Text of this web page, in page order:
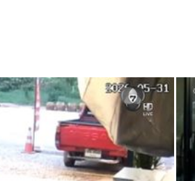
ดภัย หลังประสบเหตุ ทางร้านตระหนัก
ะส่งพนักงานของร้านเข้าฝึกอบรม CRP
ลือผู้ประสบภัยได้อย่างทันท่วงที